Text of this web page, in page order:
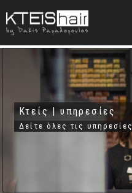
Κτείς | υπηρεσίες
Δείτε όλες τις υπηρεσίες